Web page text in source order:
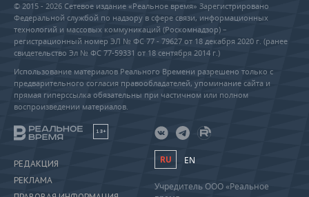
© 2015 - 2026 Сетевое издание «Реальное время» Зарегистрировано
Федеральной службой по надзору в сфере связи, информационных
технологий и массовых коммуникаций (Роскомнадзор) –
регистрационный номер ЭЛ № ФС 77 - 79627 от 18 декабря 2020 г. (ранее
свидетельство Эл № ФС 77-59331 от 18 сентября 2014 г.)
Использование материалов Реального Времени разрешено только с
предварительного согласия правообладателей, упоминание сайта и
прямая гиперссылка обязательны при частичном или полном
воспроизведении материалов.
18+
РЕДАКЦИЯ
РЕКЛАМА
RU EN
Учредитель ООО «Реальное